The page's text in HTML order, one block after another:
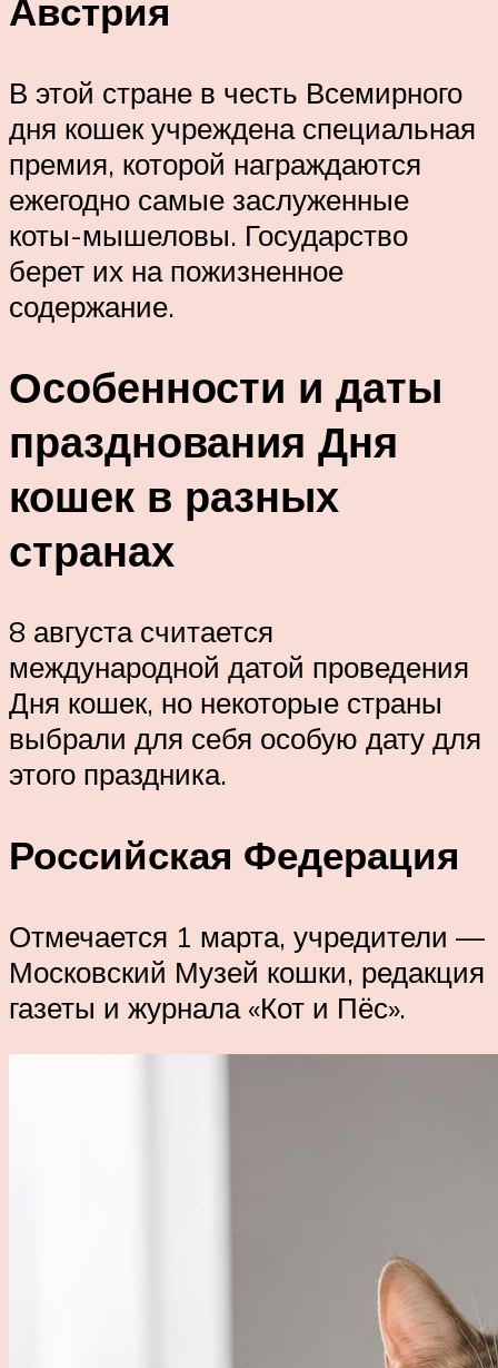
Австрия
В этой стране в честь Всемирного
дня кошек учреждена специальная
премия, которой награждаются
ежегодно самые заслуженные
коты-мышеловы. Государство
берет их на пожизненное
содержание.
Особенности и даты
празднования Дня
кошек в разных
странах
8 августа считается
международной датой проведения
Дня кошек, но некоторые страны
выбрали для себя особую дату для
этого праздника.
Российская Федерация
Отмечается 1 марта, учредители —
Московский Музей кошки, редакция
газеты и журнала «Кот и Пёс».